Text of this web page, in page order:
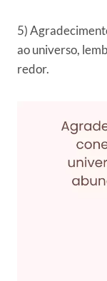
5)
ao universo,
redor.